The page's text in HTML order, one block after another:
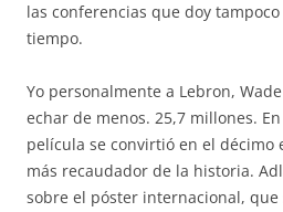
las conferencias que doy
tiempo.
Yo personalmente a Lebron,
echar de menos. 25,7 millones.
película se convirtió en el décimo
más recaudador de la historia.
sobre el póster internacional, que